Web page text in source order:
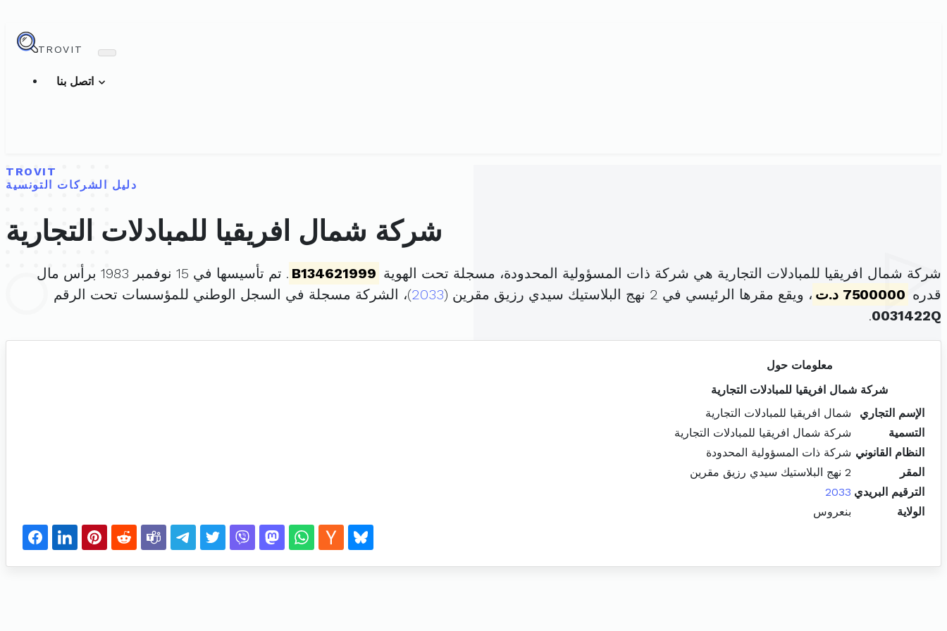
TROVIT
TROVIT
دليل الشركات التونسية
شركة شمال افريقيا للمبادلات التجارية
شركة شمال افريقيا للمبادلات التجارية هي شركة ذات المسؤولية المحدودة، مسجلة تحت الهوية B134621999
. تم تأسيسها في 15 نوفمبر 1983 برأس مال
قدره 7500000 د.ت ، ويقع مقرها الرئيسي في 2 نهج البلاستيك سيدي رزيق مقرين ( 2033)، الشركة مسجلة في السجل الوطني للمؤسسات تحت الرقم
0031422Q
.
معلومات حول
شركة شمال افريقيا للمبادلات التجارية
الإسم التجاري
شمال افريقيا للمبادلات التجارية
التسمية
شركة شمال افريقيا للمبادلات التجارية
النظام القانوني شركة ذات المسؤولية المحدودة
المقر
2 نهج البلاستيك سيدي رزيق مقرين
الترقيم البريدي 2033
الولاية
بنعروس